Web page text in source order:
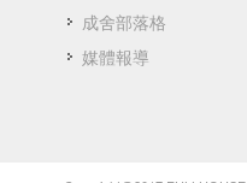
成舍部落格
媒體報導